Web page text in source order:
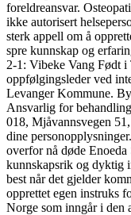
foreldreansvar.
ikke autorisert
sterk appell om å
spre kunnskap og
2-1: Vibeke Vang Født
oppfølgingsleder ved
Levanger Kommune.
Ansvarlig for
018, Mjåvannsvegen
dine
overfor nå døde Enoeda
kunnskapsrik og dyktig
best når det gjelder
opprettet egen instruks
Norge som inngår i den